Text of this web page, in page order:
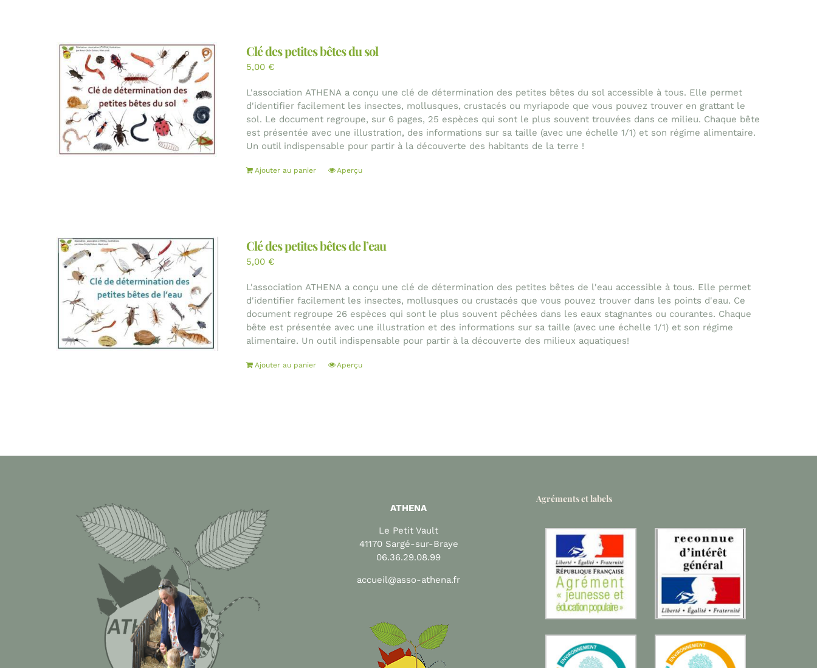
Clé des petites bêtes du sol
5,00 €
L'association ATHENA a conçu une clé de détermination des petites bêtes du sol accessible à tous. Elle permet
d'identifier facilement les insectes, mollusques, crustacés ou myriapode que vous pouvez trouver en grattant le
sol. Le document regroupe, sur 6 pages, 25 espèces qui sont le plus souvent trouvées dans ce milieu. Chaque bête
est présentée avec une illustration, des informations sur sa taille (avec une échelle 1/1) et son régime alimentaire.
Un outil indispensable pour partir à la découverte des habitants de la terre !
Ajouter au panier Aperçu
Clé des petites bêtes de l’eau
5,00 €
L'association ATHENA a conçu une clé de détermination des petites bêtes de l'eau accessible à tous. Elle permet
d'identifier facilement les insectes, mollusques ou crustacés que vous pouvez trouver dans les points d'eau. Ce
document regroupe 26 espèces qui sont le plus souvent pêchées dans les eaux stagnantes ou courantes. Chaque
bête est présentée avec une illustration et des informations sur sa taille (avec une échelle 1/1) et son régime
alimentaire. Un outil indispensable pour partir à la découverte des milieux aquatiques!
Ajouter au panier Aperçu
ATHENA
Le Petit Vault
41170 Sargé-sur-Braye
06.36.29.08.99
accueil@asso-athena.fr
Agréments et labels